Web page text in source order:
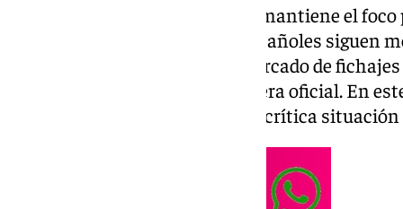
Así, mientras el planeta fútbol mantiene el
México y Canadá, los clubes españoles siguen
plantillas y planificando un mercado de
julio, ya ha comenzado de manera oficial. En
una temporada marcada por la crítica